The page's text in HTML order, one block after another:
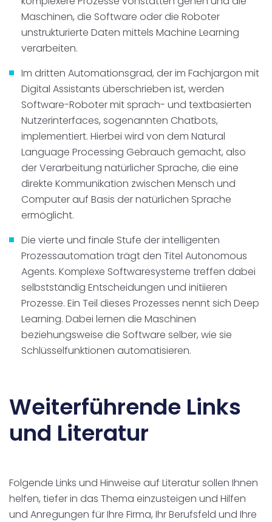
Maschinen, die Software oder die Roboter
unstrukturierte Daten mittels Machine Learning
verarbeiten.
Im dritten Automationsgrad, der im Fachjargon mit
Digital Assistants überschrieben ist, werden
Software-Roboter mit sprach- und textbasierten
Nutzerinterfaces, sogenannten Chatbots,
implementiert. Hierbei wird von dem Natural
Language Processing Gebrauch gemacht, also
der Verarbeitung natürlicher Sprache, die eine
direkte Kommunikation zwischen Mensch und
Computer auf Basis der natürlichen Sprache
ermöglicht.
Die vierte und finale Stufe der intelligenten
Prozessautomation trägt den Titel Autonomous
Agents. Komplexe Softwaresysteme treffen dabei
selbstständig Entscheidungen und initiieren
Prozesse. Ein Teil dieses Prozesses nennt sich Deep
Learning. Dabei lernen die Maschinen
beziehungsweise die Software selber, wie sie
Schlüsselfunktionen automatisieren.
Weiterführende Links
und Literatur
Folgende Links und Hinweise auf Literatur sollen Ihnen
helfen, tiefer in das Thema einzusteigen und Hilfen
und Anregungen für Ihre Firma, Ihr Berufsfeld und Ihre